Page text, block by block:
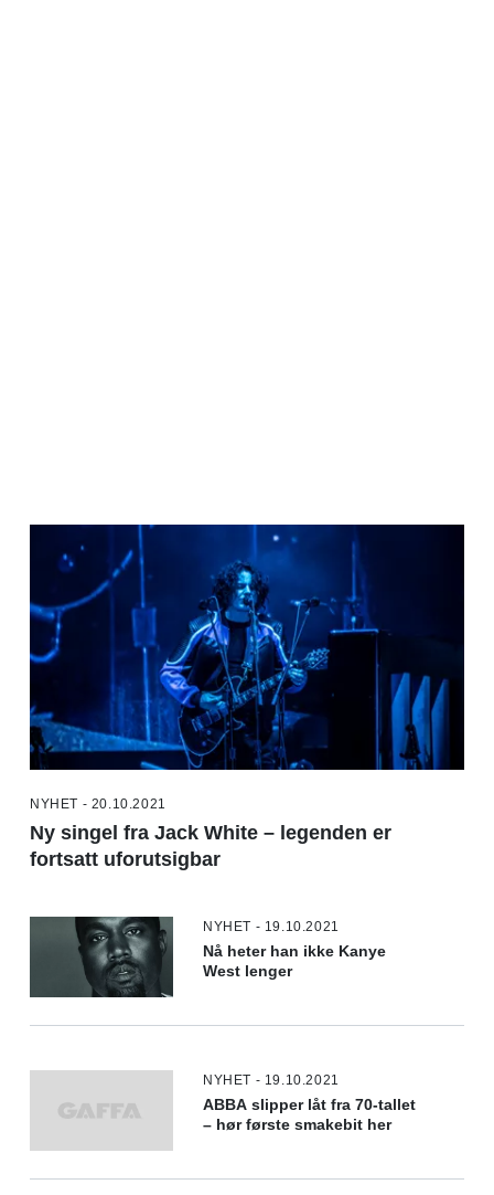
NYHET - 20.10.2021
Ny singel fra Jack White – legenden er
fortsatt uforutsigbar
NYHET - 19.10.2021
Nå heter han ikke Kanye
West lenger
NYHET - 19.10.2021
ABBA slipper låt fra 70-tallet
– hør første smakebit her